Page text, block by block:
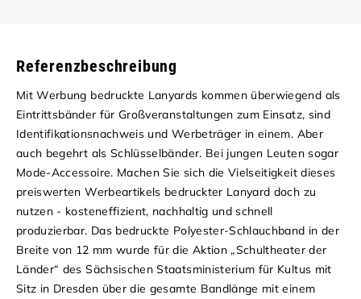
Referenzbeschreibung
Mit Werbung bedruckte Lanyards kommen überwiegend als
Eintrittsbänder für Großveranstaltungen zum Einsatz, sind
Identifikationsnachweis und Werbeträger in einem. Aber
auch begehrt als Schlüsselbänder. Bei jungen Leuten sogar
Mode-Accessoire. Machen Sie sich die Vielseitigkeit dieses
preiswerten Werbeartikels bedruckter Lanyard doch zu
nutzen - kosteneffizient, nachhaltig und schnell
produzierbar. Das bedruckte Polyester-Schlauchband in der
Breite von 12 mm wurde für die Aktion „Schultheater der
Länder“ des Sächsischen Staatsministerium für Kultus mit
Sitz in Dresden über die gesamte Bandlänge mit einem